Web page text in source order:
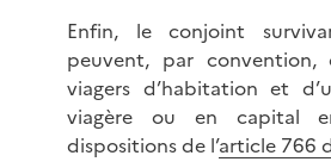
Enfin, le conjoint
peuvent, par
viagers d’habitation et
viagère ou en capital
dispositions de l’article 766